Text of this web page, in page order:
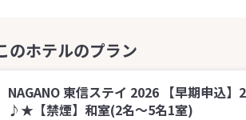
NAGANO 東信ステイ 2026 【早期申込
♪★【禁煙】和室(2名～5名1室)